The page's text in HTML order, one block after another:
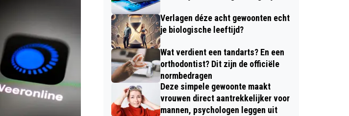
Verlagen déze acht gewoonten echt
je biologische leeftijd?
Wat verdient een tandarts? En een
orthodontist? Dit zijn de officiële
normbedragen
Deze simpele gewoonte maakt
vrouwen direct aantrekkelijker voor
mannen, psychologen leggen uit